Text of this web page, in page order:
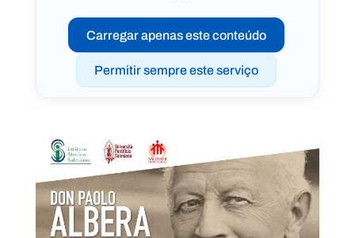
Carregar apenas este conteúdo
Permitir sempre este serviço